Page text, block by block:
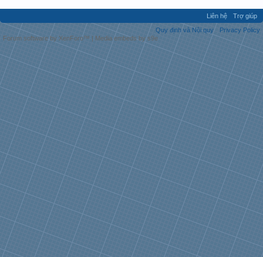
Liên hệ
Trợ giúp
Quy định và Nội quy
Privacy Policy
Forum software by XenForo™ | Media embeds by s9e